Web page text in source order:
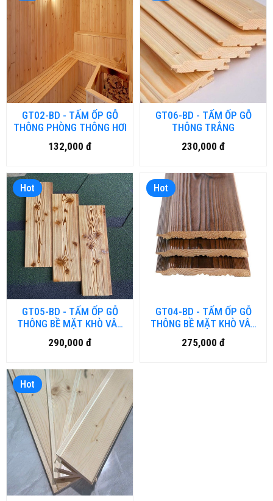
GT02-BD - TẤM ỐP GỖ
THÔNG PHÒNG THÔNG HƠI
132,000 đ
GT06-BD - TẤM ỐP GỖ
THÔNG TRẮNG
230,000 đ
Hot
GT05-BD - TẤM ỐP GỖ
THÔNG BỀ MẶT KHÒ VÂN
SÁNG
290,000 đ
Hot
GT04-BD - TẤM ỐP GỖ
THÔNG BỀ MẶT KHÒ VÂN
ĐEN
275,000 đ
Hot